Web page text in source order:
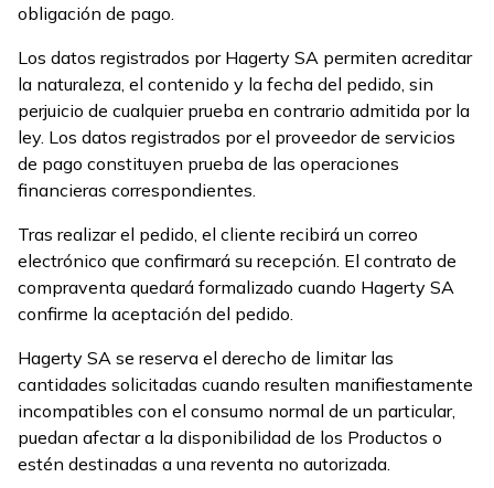
obligación de pago.
Los datos registrados por Hagerty SA permiten acreditar
la naturaleza, el contenido y la fecha del pedido, sin
perjuicio de cualquier prueba en contrario admitida por la
ley. Los datos registrados por el proveedor de servicios
de pago constituyen prueba de las operaciones
financieras correspondientes.
Tras realizar el pedido, el cliente recibirá un correo
electrónico que confirmará su recepción. El contrato de
compraventa quedará formalizado cuando Hagerty SA
confirme la aceptación del pedido.
Hagerty SA se reserva el derecho de limitar las
cantidades solicitadas cuando resulten manifiestamente
incompatibles con el consumo normal de un particular,
puedan afectar a la disponibilidad de los Productos o
estén destinadas a una reventa no autorizada.